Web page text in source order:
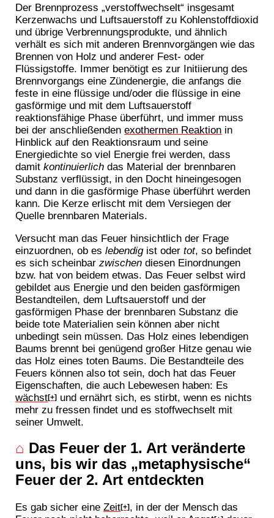
Der Brennprozess „verstoffwechselt“ insgesamt
Kerzenwachs und Luftsauerstoff zu Kohlenstoffdioxid
und übrige Verbrennungsprodukte, und ähnlich
verhält es sich mit anderen Brennvorgängen wie das
Brennen von Holz und anderer Fest- oder
Flüssigstoffe. Immer benötigt es zur Initiierung des
Brennvorgangs eine Zündenergie, die anfangs die
feste in eine flüssige und/oder die flüssige in eine
gasförmige und mit dem Luftsauerstoff
reaktionsfähige Phase überführt, und immer muss
bei der anschließendenexothermen Reaktion in
Hinblick auf den Reaktionsraum und seine
Energiedichte so viel Energie frei werden, dass
damitkontinuierlich das Material der brennbaren
Substanz verflüssigt, in den Docht hineingesogen
und dann in die gasförmige Phase überführt werden
kann. Die Kerze erlischt mit dem Versiegen der
Quelle brennbaren Materials.
Versucht man das Feuer hinsichtlich der Frage
einzuordnen, ob eslebendigist odertot, so befindet
es sich scheinbarzwischen diesen Einordnungen
bzw. hat von beidem etwas. Das Feuer selbst wird
gebildet aus Energie und den beiden gasförmigen
Bestandteilen, dem Luftsauerstoff und der
gasförmigen Phase der brennbaren Substanz die
beide tote Materialien sein können aber nicht
unbedingt sein müssen. Das Holz eines lebendigen
Baums brennt bei genügend großer Hitze genau wie
das Holz eines toten Baums. Die Bestandteile des
Feuers können also tot sein, doch hat das Feuer
Eigenschaften, die auch Lebewesen haben: Es
wächst[+] und ernährt sich, es stirbt, wenn es nichts
mehr zu fressen findet und es stoffwechselt mit
seiner Umwelt.
⌂ Das Feuer der 1. Art veränderte
uns, bis wir das „metaphysische“
Feuer der 2. Art entdeckten
Es gab sicher eineZeit[+], in der der Mensch das